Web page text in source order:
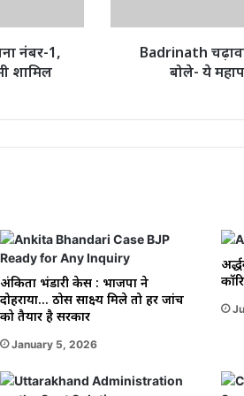
नंबर-1,
शामिल
महापाप
Badrinath
बोले- ये
अंकिता भंडारी केस : भाजपा ने
दोहराया… ठोस साक्ष्य मिले तो हर जांच
को तैयार है सरकार
January 5, 2026